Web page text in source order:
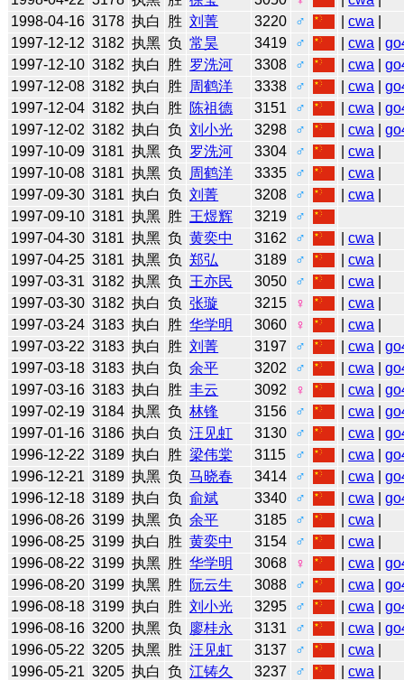
1998-04-16 3178 执白 胜 刘菁 3220 ♂ |cwa
1997-12-12 3182 执黑 负 常昊 3419 ♂ |cwa |
1997-12-10 3182 执白 胜 罗洗河 3308 ♂ |cwa |
1997-12-08 3182 执白 胜 周鹤洋 3338 ♂ |cwa |
1997-12-04 3182 执白 胜 陈祖德 3151 ♂ |cwa |
1997-12-02 3182 执白 负 刘小光 3298 ♂ |cwa |
1997-10-09 3181 执黑 负 罗洗河 3304 ♂ |cwa
1997-10-08 3181 执黑 负 周鹤洋 3335 ♂ |cwa
1997-09-30 3181 执白 负 刘菁 3208 ♂ |cwa
1997-09-10 3181 执黑 胜 王煜辉 3219
♂
1997-04-30 3181 执黑 负 黄奕中 3162 ♂ |cwa
1997-04-25 3181 执黑 负 郑弘 3189 ♂ |cwa
1997-03-31 3182 执黑 负 王亦民 3050 ♂ |cwa
1997-03-30 3182 执白 负 张璇 3215 ♀ |cwa
1997-03-24 3183 执白 胜 华学明 3060 ♀ |cwa
1997-03-22 3183 执白 胜 刘菁 3197 ♂ |cwa |
1997-03-18 3183 执白 负 余平 3202 ♂ |cwa |
1997-03-16 3183 执白 胜 丰云 3092 ♀ |cwa |
1997-02-19 3184 执黑 负 林锋 3156 ♂ |cwa |
1997-01-16 3186 执白 负 汪见虹 3130 ♂ |cwa |
1996-12-22 3189 执白 胜 梁伟棠 3115 ♂ |cwa |
1996-12-21 3189 执黑 负 马晓春 3414 ♂ |cwa |
1996-12-18 3189 执白 负 俞斌 3340 ♂ |cwa |
1996-08-26 3199 执黑 负 余平 3185 ♂ |cwa
1996-08-25 3199 执白 胜 黄奕中 3154 ♂ |cwa
1996-08-22 3199 执黑 胜 华学明 3068 ♀ |cwa |
1996-08-20 3199 执黑 胜 阮云生 3088 ♂ |cwa |
1996-08-18 3199 执白 胜 刘小光 3295 ♂ |cwa |
1996-08-16 3200 执黑 负 廖桂永 3131 ♂ |cwa |
1996-05-22 3205 执黑 胜 汪见虹 3137 ♂ |cwa
1996-05-21 3205 执白 负 江铸久 3237 ♂ |cwa